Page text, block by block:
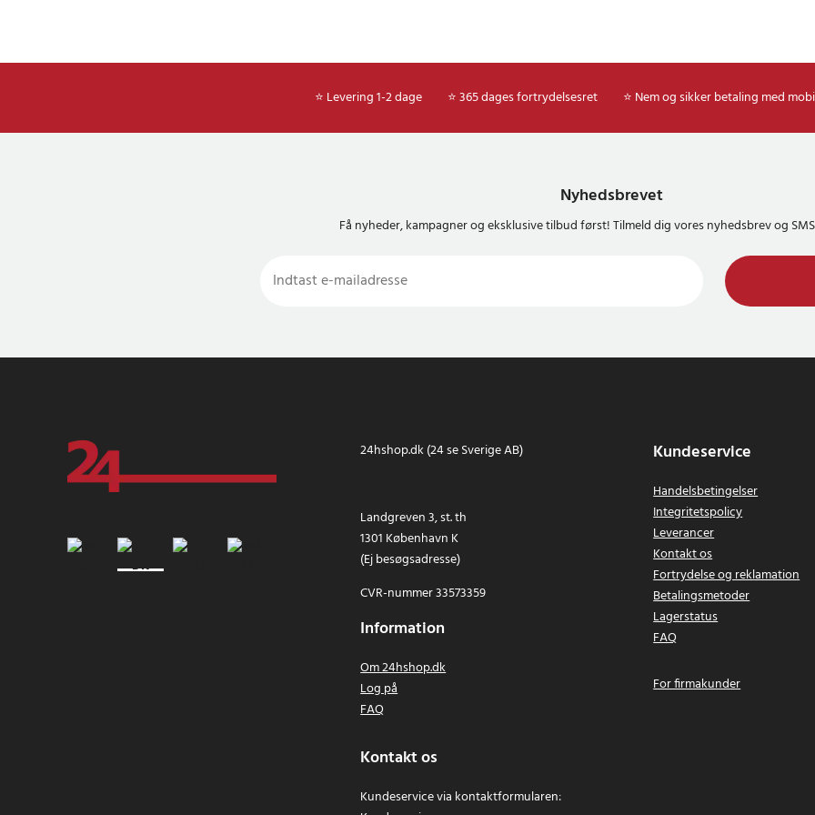
⭐ Levering 1-2 dage ⭐ 365 dages fortrydelsesret ⭐ Nem og sikker betaling med
Nyhedsbrevet
Få nyheder, kampagner og eksklusive tilbud først! Tilmeld dig vores nyhedsbrev og
24hshop.dk (24 se Sverige AB)
Landgreven 3, st. th
1301 København K
(Ej besøgsadresse)
CVR-nummer 33573359
Information
Om 24hshop.dk
Log på
FAQ
Kontakt os
Kundeservice via kontaktformularen:
Kundeservice
Handelsbetingelser
Integritetspolicy
Leverancer
Kontakt os
Fortrydelse og reklamation
Betalingsmetoder
Lagerstatus
FAQ
For firmakunder